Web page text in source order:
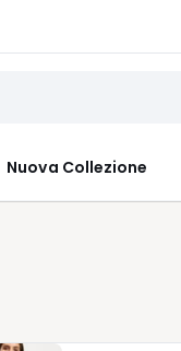
Nuova Collezione